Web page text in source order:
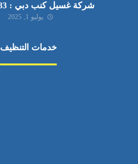
شركة غسيل كنب دبي : 0551030483
يوليو 1, 2025
خدمات التنظيف